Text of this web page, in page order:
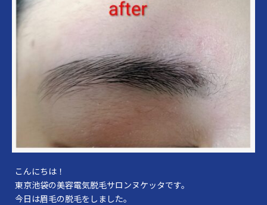
こんにちは！
東京池袋の美容電気脱毛サロンヌケッタです。
今日は眉毛の脱毛をしました。